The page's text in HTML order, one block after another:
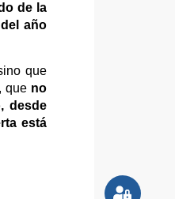
de la
año
que
que no
desde
está